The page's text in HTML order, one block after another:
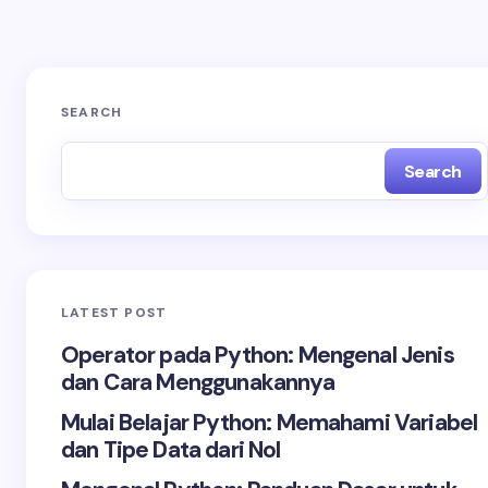
SEARCH
Search
LATEST POST
Operator pada Python: Mengenal Jenis
dan Cara Menggunakannya
Mulai Belajar Python: Memahami Variabel
dan Tipe Data dari Nol